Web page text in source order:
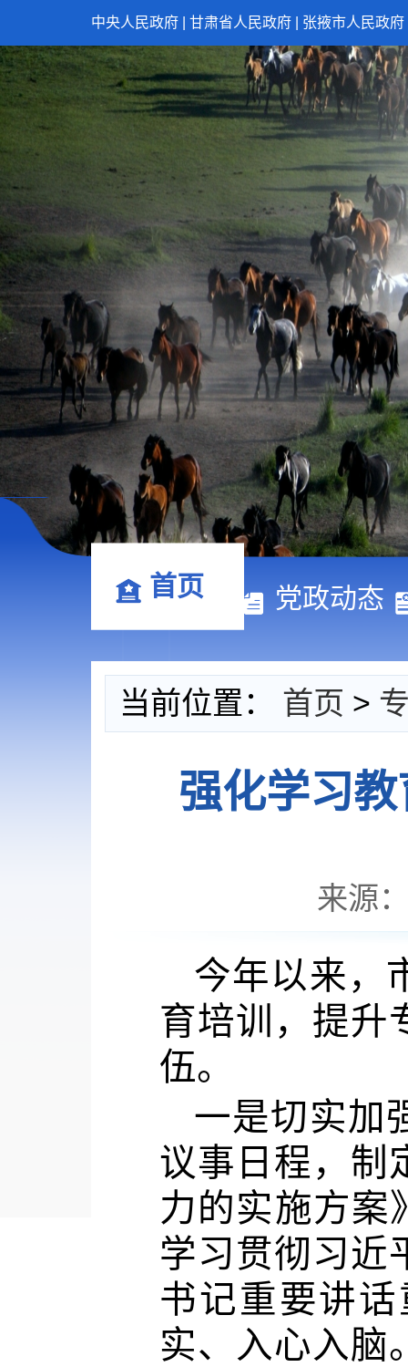
中央人民政府 甘肃省人民政府 张掖市人民政府
首页 党政动态
当前位置： 首页 >
强化学习
来源
今年以来，
育培训，提升
伍。
一是切实加
议事日程，制
力的实施方案
学习贯彻习近
书记重要讲
实、入心入脑